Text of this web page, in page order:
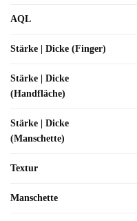
AQL
Stärke | Dicke (Finger)
Stärke | Dicke
(Handfläche)
Stärke | Dicke
(Manschette)
Textur
Manschette